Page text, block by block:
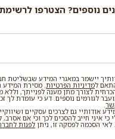
נוספים? הצטרפו לרשימת
יישמר במאגרי המידע שבשליטת
למדיניות הפרטיות . מסירת
לצורך מתן מענה לפנייתך, וללא
לגורמים נוספים. דע כי עומדת לך
גם לצרכים עסקיים
לי כי איני חייב להסכים לכך וכי אם
לאי הסכמה לפסקה זו, ניתן לפנות